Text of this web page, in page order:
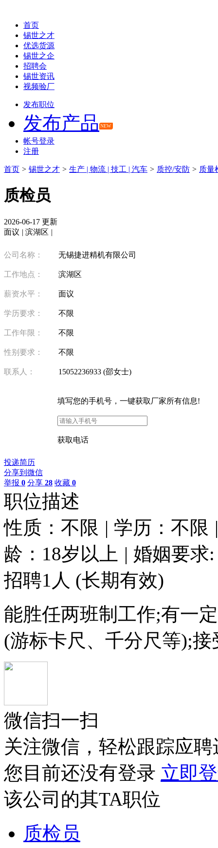
首页
锡世之才
优选货源
锡世之企
招聘会
锡世资讯
视频验厂
发布职位
发布产品 NEW
帐号登录
注册
首页 > 锡世之才 > 生产 | 物流 | 技工 | 汽车 > 质控/安防 > 质量
质检员
2026-06-17 更新
面议 | 滨湖区 |
公司名称： 无锡捷进精机有限公司
工作地点： 滨湖区
薪资水平： 面议
学历要求： 不限
工作年限： 不限
性别要求： 不限
联系人： 15052236933 (邵女士)
填写您的手机号 ，一键获取厂家所有信息!
获取电话
投递简历
分享到微信
举报 0 分享 28 收藏 0
职位描述
性质：不限 | 学历：不限
龄：18岁以上 | 婚姻要求
招聘1人 (长期有效)
能胜任两班制工作;有一
(游标卡尺、千分尺等);
微信扫一扫
关注微信，轻松跟踪应聘
您目前还没有登录 立即
该公司的其TA职位
质检员